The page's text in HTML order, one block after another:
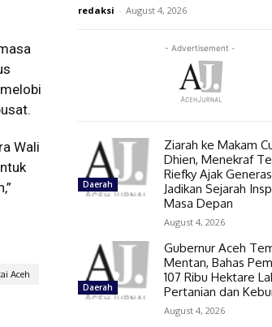
Wali
Aceh
redaksi - August 4, 2026
- Advertisement -
Daerah
Ziarah ke Makam
Dhien, Menekraf
Riefky Ajak
Jadikan Sejarah
Masa Depan
August 4, 2026
Daerah
Gubernur Aceh
Mentan, Bahas
107 Ribu Hektare
Pertanian dan
August 4, 2026